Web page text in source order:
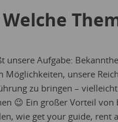
unsere Aufgabe:
Möglichkeiten, unsere
zu bringen –
😉 Ein großer Vorteil
wie get your guide, rent